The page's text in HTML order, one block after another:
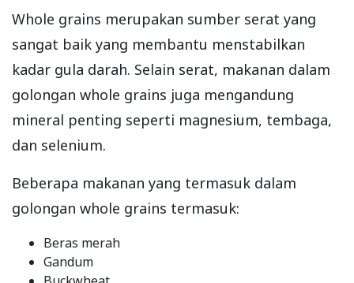
Whole grains merupakan sumber serat yang
sangat baik yang membantu menstabilkan
kadar gula darah. Selain serat, makanan dalam
golongan whole grains juga mengandung
mineral penting seperti magnesium, tembaga,
dan selenium.
Beberapa makanan yang termasuk dalam
golongan whole grains termasuk:
Beras merah
Gandum